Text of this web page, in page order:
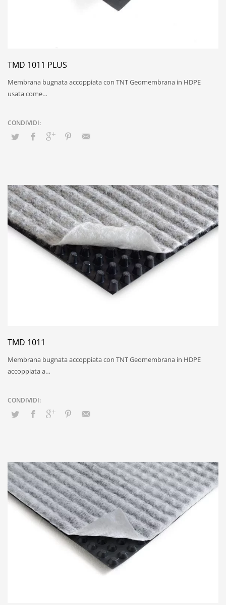
TMD 1011 PLUS
Membrana bugnata accoppiata con TNT Geomembrana in HDPE
usata come…
TMD 1011
Membrana bugnata accoppiata con TNT Geomembrana in HDPE
accoppiata a…